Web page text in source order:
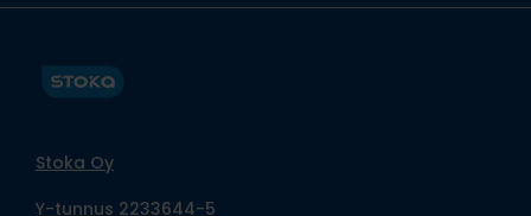
Stoka Oy
Y-tunnus 2233644-5